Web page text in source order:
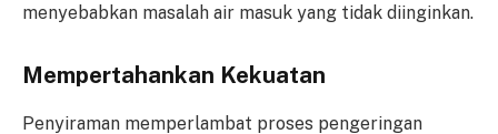
menyebabkan masalah air masuk yang tidak diinginkan.
Mempertahankan Kekuatan
Penyiraman memperlambat proses pengeringan